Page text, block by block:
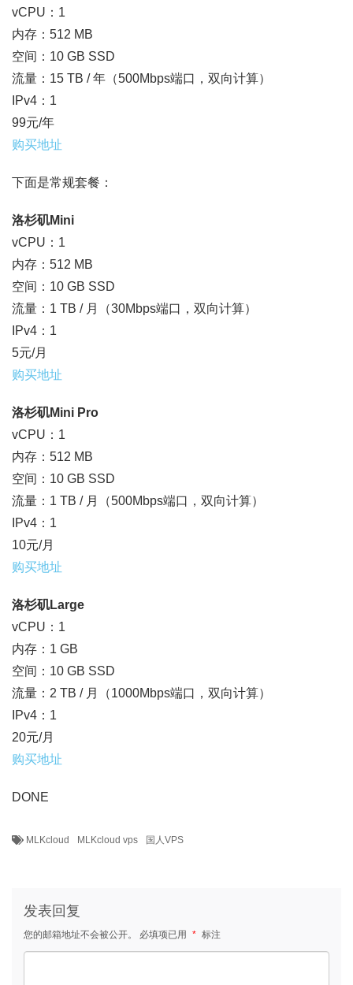
vCPU：1
内存：512 MB
空间：10 GB SSD
流量：15 TB / 年（500Mbps端口，双向计算）
IPv4：1
99元/年
购买地址
下面是常规套餐：
洛杉矶Mini
vCPU：1
内存：512 MB
空间：10 GB SSD
流量：1 TB / 月（30Mbps端口，双向计算）
IPv4：1
5元/月
购买地址
洛杉矶Mini Pro
vCPU：1
内存：512 MB
空间：10 GB SSD
流量：1 TB / 月（500Mbps端口，双向计算）
IPv4：1
10元/月
购买地址
洛杉矶Large
vCPU：1
内存：1 GB
空间：10 GB SSD
流量：2 TB / 月（1000Mbps端口，双向计算）
IPv4：1
20元/月
购买地址
DONE
MLKcloud MLKcloud vps 国人VPS
发表回复
您的邮箱地址不会被公开。 必填项已用 * 标注